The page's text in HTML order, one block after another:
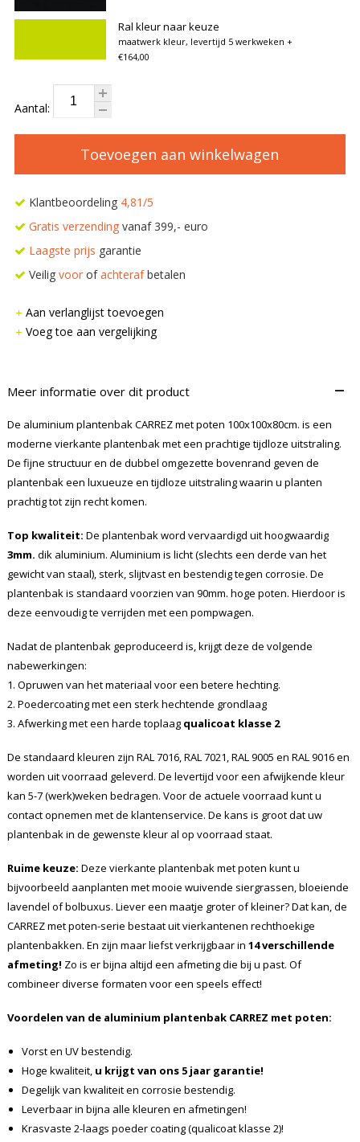
Ral kleur naar keuze
maatwerk kleur, levertijd 5 werkweken +
€164,00
Aantal:
Toevoegen aan winkelwagen
Klantbeoordeling 4,81/5
Gratis verzendingvanaf 399,- euro
Laagste prijs garantie
Veilig voorofachterafbetalen
Aan verlanglijst toevoegen
Voeg toe aan vergelijking
Meer informatie over dit product –
De aluminium plantenbak CARREZ met poten 100x100x80cm. is een
moderne vierkante plantenbak met een prachtige tijdloze uitstraling.
De fijne structuur en de dubbel omgezette bovenrand geven de
plantenbak een luxueuze en tijdloze uitstraling waarin u planten
prachtig tot zijn recht komen.
Top kwaliteit: De plantenbak word vervaardigd uit hoogwaardig
3mm. dik aluminium. Aluminium is licht (slechts een derde van het
gewicht van staal), sterk, slijtvast en bestendig tegen corrosie. De
plantenbak is standaard voorzien van 90mm. hoge poten. Hierdoor is
deze eenvoudig te verrijden met een pompwagen.
Nadat de plantenbak geproduceerd is, krijgt deze de volgende
nabewerkingen:
1. Opruwen van het materiaal voor een betere hechting.
2. Poedercoating met een sterk hechtende grondlaag
3. Afwerking met een harde toplaag qualicoat klasse 2
De standaard kleuren zijn RAL 7016, RAL 7021, RAL 9005 en RAL 9016 en
worden uit voorraad geleverd. De levertijd voor een afwijkende kleur
kan 5-7 (werk)weken bedragen. Voor de actuele voorraad kunt u
contact opnemen met de klantenservice. De kans is groot dat uw
plantenbak in de gewenste kleur al op voorraad staat.
Ruime keuze: Deze vierkante plantenbak met poten kunt u
bijvoorbeeld aanplanten met mooie wuivende siergrassen, bloeiende
lavendel of bolbuxus. Liever een maatje groter of kleiner? Dat kan, de
CARREZ met poten-serie bestaat uit vierkantenen rechthoekige
plantenbakken. En zijn maar liefst verkrijgbaar in 14 verschillende
afmeting! Zo is er bijna altijd een afmeting die bij u past. Of
combineer diverse formaten voor een speels effect!
Voordelen van de aluminium plantenbak CARREZ met poten:
Vorst en UV bestendig.
Hoge kwaliteit, u krijgt van ons 5 jaar garantie!
Degelijk van kwaliteit en corrosie bestendig.
Leverbaar in bijna alle kleuren en afmetingen!
Krasvaste 2-laags poeder coating (qualicoat klasse 2)!